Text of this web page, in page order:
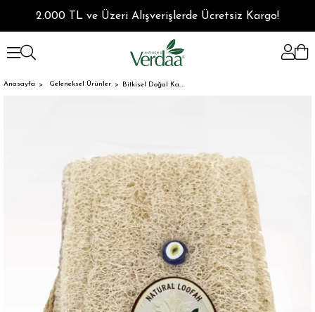
2.000 TL ve Üzeri Alışverişlerde Ücretsiz Kargo!
Anasayfa Geleneksel Ürünler Bitkisel Doğal Kabak Lifi